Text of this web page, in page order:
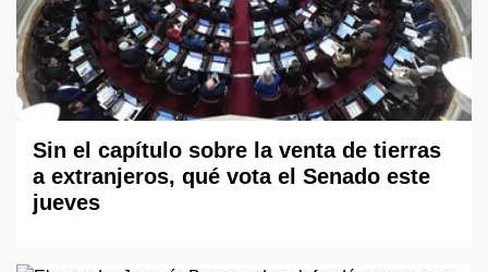
Sin el capítulo sobre la venta de tierras
a extranjeros, qué vota el Senado este
jueves